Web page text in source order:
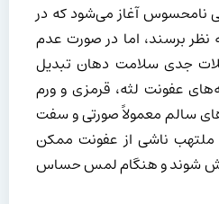
نامحسوس آغاز می‌شود که در
برسند، اما در صورت عدم
جدی سلامت دهان تبدیل
عفونت لثه، قرمزی و ورم
سالم معمولاً صورتی و سفت
ملتهب ناشی از عفونت ممکن
شوند و هنگام لمس حساس